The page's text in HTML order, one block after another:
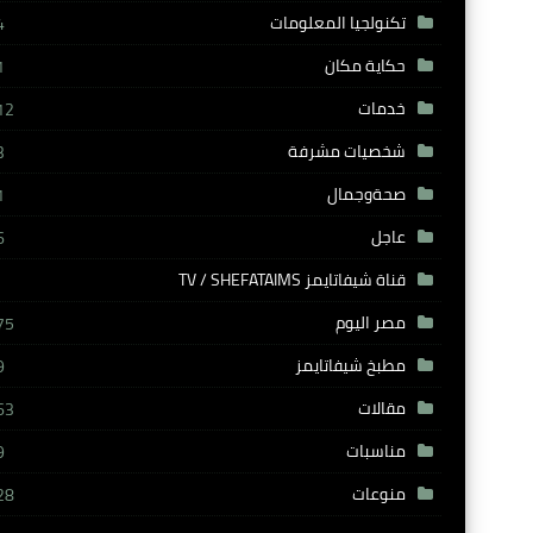
تكنولجيا المعلومات
حكاية مكان
خدمات
شخصيات مشرفة
صحةوجمال
عاجل
قناة شيفاتايمز TV / SHEFATAIMS
مصر اليوم
مطبخ شيفاتايمز
مقالات
مناسبات
منوعات